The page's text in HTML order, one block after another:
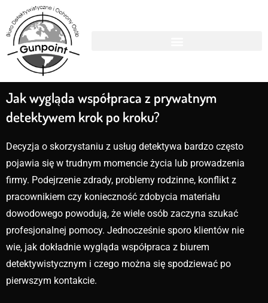
Jak wygląda współpraca z prywatnym
detektywem krok po kroku?
Decyzja o skorzystaniu z usług detektywa bardzo często
pojawia się w trudnym momencie życia lub prowadzenia
firmy. Podejrzenie zdrady, problemy rodzinne, konflikt z
pracownikiem czy konieczność zdobycia materiału
dowodowego powodują, że wiele osób zaczyna szukać
profesjonalnej pomocy. Jednocześnie sporo klientów nie
wie, jak dokładnie wygląda współpraca z biurem
detektywistycznym i czego można się spodziewać po
pierwszym kontakcie.